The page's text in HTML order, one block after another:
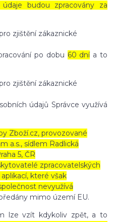
budou zpracovány za
zjištění zákaznické
po dobu 60 dnía to
zjištění zákaznické
údajů Správce využívá
Zboží.cz, provozované
a.s., sídlem Radlická
5, ČR
zpracovatelských
které však
nevyužívá
mimo území EU.
lze vzít kdykoliv zpět, a to